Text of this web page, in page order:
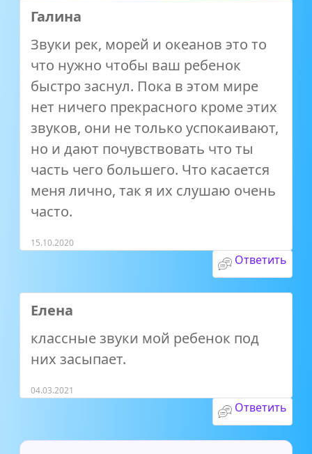
Галина
Звуки рек, морей и океанов это то
что нужно чтобы ваш ребенок
быстро заснул. Пока в этом мире
нет ничего прекрасного кроме этих
звуков, они не только успокаивают,
но и дают почувствовать что ты
часть чего большего. Что касается
меня лично, так я их слушаю очень
часто.
15.10.2020
Ответить
Елена
классные звуки мой ребенок под
них засыпает.
04.03.2021
Ответить